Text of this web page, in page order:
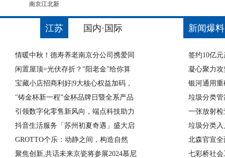
南京江北新
江苏 国内·国际
情暖中秋！德寿养老南京分公司携爱同
闲置屋顶=光伏存折？"阳老金”给你算
宝藏小店招商利好|9大核心权益加码，
"铸金杯新一程”金杯品牌日暨全系产品
引领数字化零售新风向，端点科技助力
抖音生活服务「苏州初夏奇遇」盛大启
GROTTO个乐：动静之间，构造自然
聚焦创新,共话未来京瓷将参展2024慕尼
新闻爆
签约10亿
凝心聚力
银河通用
垃圾分类
一张放射
垃圾分类
北森官宣
七彩桥社